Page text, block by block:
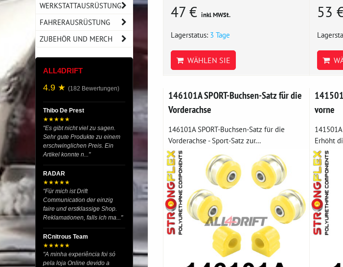
47 € inkl MWSt.
Lagerstatus: 3 Tage
WÄHLEN SIE
53
146101A SPORT-Buchsen-Satz für die
Vorderachse
146101A SPORT-Buchsen-Satz für die
Vorderachse - Sport-Satz zur...
vorne
Erhöht
WERKSTATTAUSRÜSTUNG
FAHRERAUSRÜSTUNG
ZUBEHÖR UND MERCH
ALL4DRIFT
4.9 ★ (182 Bewertungen)
Thibo De Prest
★★★★★
"Es gibt nicht viel zu sagen.
Sehr gute Produkte zu einem
erschwinglichen Preis. Ein
Artikel konnte n..."
RADAR
★★★★★
"Für mich ist Drift
Communication der einzig
faire und erstklassige Shop.
Reklamationen, falls ich ma..."
RCnitrous Team
★★★★★
"A minha experiência foi só
pela loja Online devido a